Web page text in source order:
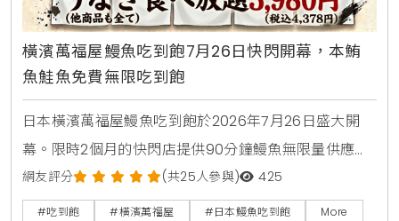
橫濱萬福屋鰻魚吃到飽7月26日快閃開幕，本鮪
魚鮭魚免費無限吃到飽
日本橫濱萬福屋鰻魚吃到飽於2026年7月26日盛大開
幕。限時2個月的快閃店提供90分鐘鰻魚無限量供應，
大人費用只要3980日圓，折合台幣千元有找。店內採
用日式七輪炭火現烤風格，菜單更包含本鮪魚與鮭魚腹
網友評分 (共25人參與) 425
#吃到飽 #橫濱萬福屋 #日本鰻魚吃到飽 More